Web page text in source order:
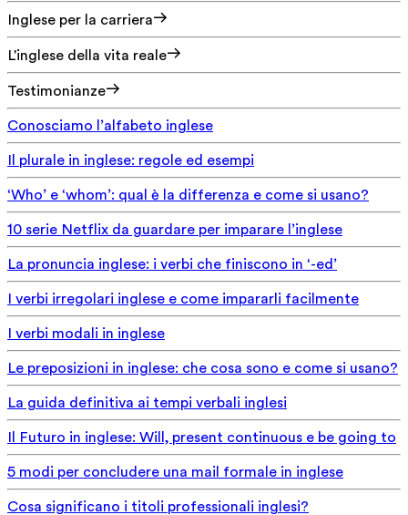
Inglese per la carriera
L'inglese della vita reale
Testimonianze
Conosciamo l’alfabeto inglese
Il plurale in inglese: regole ed esempi
‘Who’ e ‘whom’: qual è la differenza e come si usano?
10 serie Netflix da guardare per imparare l’inglese
La pronuncia inglese: i verbi che finiscono in ‘-ed’
I verbi irregolari inglese e come impararli facilmente
I verbi modali in inglese
Le preposizioni in inglese: che cosa sono e come si usano?
La guida definitiva ai tempi verbali inglesi
Il Futuro in inglese: Will, present continuous e be going to
5 modi per concludere una mail formale in inglese
Cosa significano i titoli professionali inglesi?